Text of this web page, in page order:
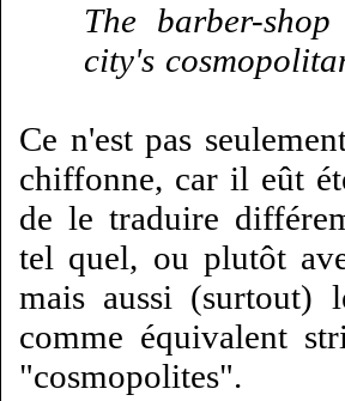
The barber-
city's
Ce n'est pas
chiffonne, car il eût
de le traduire
tel quel, ou plutôt
mais aussi (surtout)
comme équivalent
"cosmopolites".